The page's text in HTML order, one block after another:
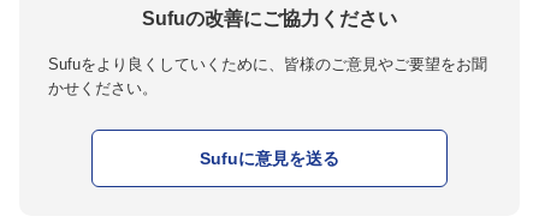
Sufuの改善にご協力ください
Sufuをより良くしていくために、皆様のご意見やご要望をお聞
かせください。
Sufuに意見を送る